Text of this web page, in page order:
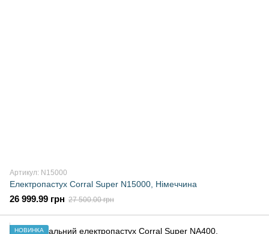
Артикул: N15000
Електропастух Corral Super N15000, Німеччина
26 999.99 грн 27 500.00 грн
НОВИНКА